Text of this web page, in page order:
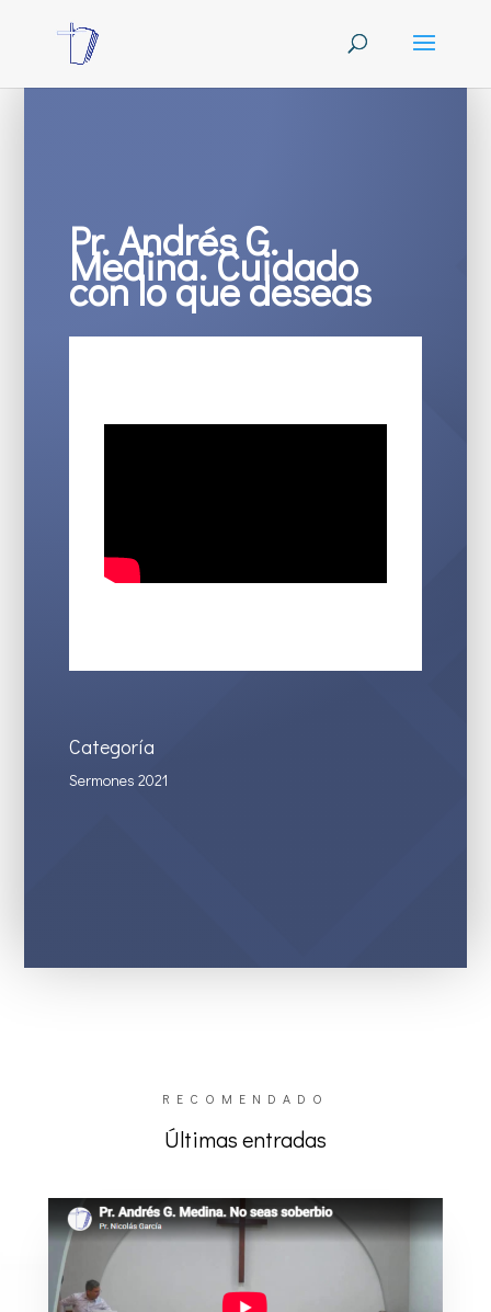
Pr. Andrés G.
Medina. Cuidado
con lo que deseas
Categoría
Sermones 2021
RECOMENDADO
Últimas entradas